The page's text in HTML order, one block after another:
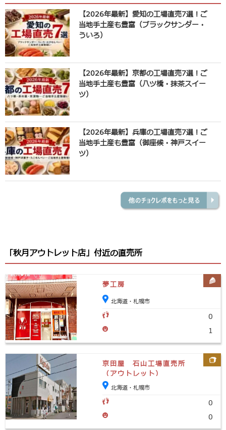
【2026年最新】愛知の工場直売7選！ご
当地手土産も豊富（ブラックサンダー・
ういろ）
【2026年最新】京都の工場直売7選！ご
当地手土産も豊富（八ツ橋・抹茶スイー
ツ）
【2026年最新】兵庫の工場直売7選！ご
当地手土産も豊富（御座候・神戸スイー
ツ）
「秋月アウトレット店」付近の直売所
夢工房
北海道・札幌市
0
1
京田屋 石山工場直売所
（アウトレット）
北海道・札幌市
0
0